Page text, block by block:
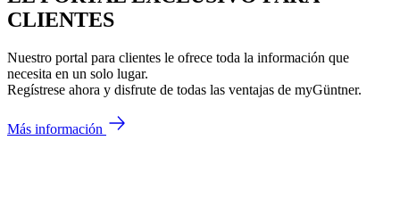
CLIENTES
Nuestro portal para clientes le ofrece toda la información que
necesita en un solo lugar.
Regístrese ahora y disfrute de todas las ventajas de myGüntner.
Más información